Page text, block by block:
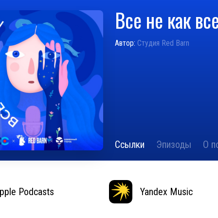
Все не как
Автор: Студия Red Barn
Ссылки Эпизоды О
Podcasts Yandex Music